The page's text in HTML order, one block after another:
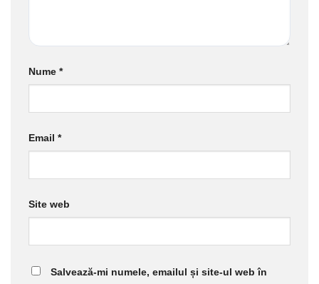
Nume *
Email *
Site web
Salvează-mi numele, emailul și site-ul web în